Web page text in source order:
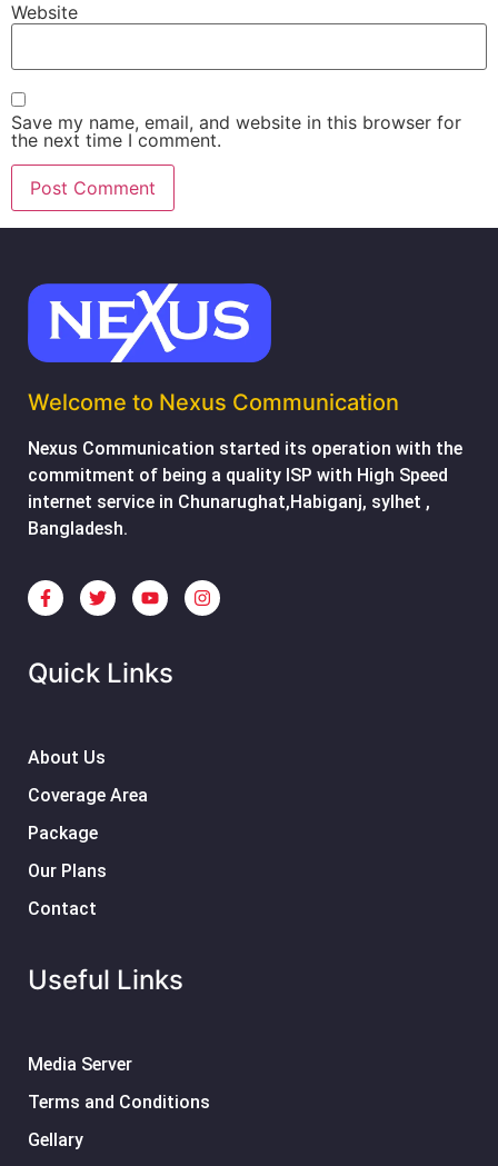
Website
Save my name, email, and website in this browser for
the next time I comment.
Welcome to Nexus Communication
Nexus Communication started its operation with the
commitment of being a quality ISP with High Speed
internet service in Chunarughat,Habiganj, sylhet ,
Bangladesh.
Quick Links
About Us
Coverage Area
Package
Our Plans
Contact
Useful Links
Media Server
Terms and Conditions
Gellary